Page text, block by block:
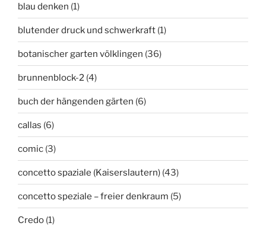
blau denken (1)
blutender druck und schwerkraft (1)
botanischer garten völklingen (36)
brunnenblock-2 (4)
buch der hängenden gärten (6)
callas (6)
comic (3)
concetto spaziale (Kaiserslautern) (43)
concetto speziale – freier denkraum (5)
Credo (1)